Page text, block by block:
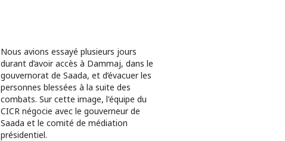
Nous avions essayé plusieurs jours
durant d’avoir accès à Dammaj, dans le
gouvernorat de Saada, et d’évacuer les
personnes blessées à la suite des
combats. Sur cette image, l'équipe du
CICR négocie avec le gouverneur de
Saada et le comité de médiation
présidentiel.